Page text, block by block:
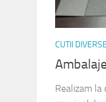
CUTII
Realizam la